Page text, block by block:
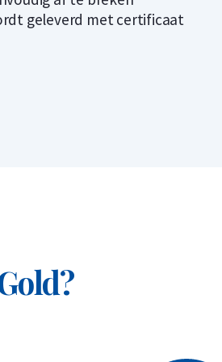
geleverd met certificaat